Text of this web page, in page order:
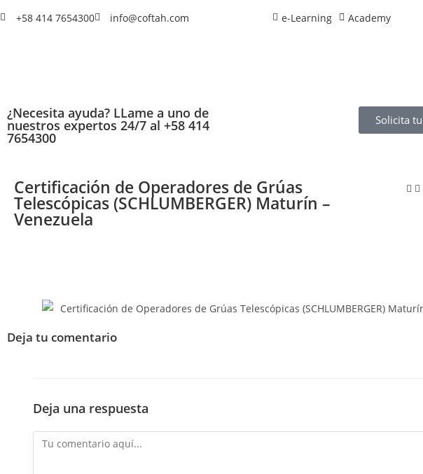
+58 414 7654300 info@coftah.com e-Learning Academy
¿Necesita ayuda? LLame a uno de
nuestros expertos 24/7 al +58 414
7654300
Solicita
Certificación de Operadores de Grúas
Telescópicas (SCHLUMBERGER) Maturín –
Venezuela
Deja tu comentario
Deja una respuesta